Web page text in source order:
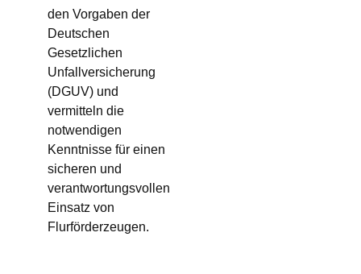
den Vorgaben der
Deutschen
Gesetzlichen
Unfallversicherung
(DGUV) und
vermitteln die
notwendigen
Kenntnisse für einen
sicheren und
verantwortungsvollen
Einsatz von
Flurförderzeugen.